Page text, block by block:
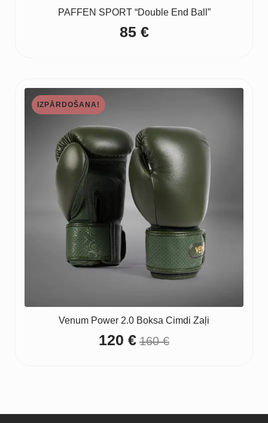
PAFFEN SPORT “Double End Ball”
85 €
IZPĀRDOŠANA!
Venum Power 2.0 Boksa Cimdi Zaļi
160€
Original
120€Current